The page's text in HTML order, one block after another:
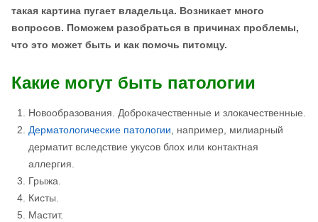
такая картина пугает владельца. Возникает много
вопросов. Поможем разобраться в причинах проблемы,
что это может быть и как помочь питомцу.
Какие могут быть патологии
Новообразования. Доброкачественные и злокачественные.
Дерматологические патологии , например, милиарный
дерматит вследствие укусов блох или контактная
аллергия.
Грыжа.
Кисты.
Мастит.